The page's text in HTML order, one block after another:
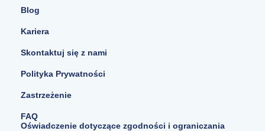
Blog
Kariera
Skontaktuj się z nami
Polityka Prywatności
Zastrzeżenie
FAQ
Oświadczenie dotyczące zgodności i ograniczania